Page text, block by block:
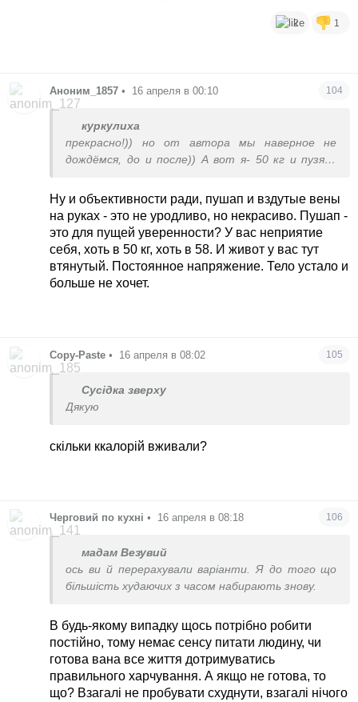
2 1
Аноним_1857 • 16 апреля в 00:10 104
куркулиха
прекрасно!)) но от автора мы наверное не
дождёмся, до и после)) А вот я- 50 кг и пузяки
было уродливо и надо к психиатру, если я хочу
вернуться в тот вес))
Ну и объективности ради, пушап и вздутые вены
на руках - это не уродливо, но некрасиво. Пушап -
это для пущей уверенности? У вас неприятие
себя, хоть в 50 кг, хоть в 58. И живот у вас тут
втянутый. Постоянное напряжение. Тело устало и
больше не хочет.
Copy-Paste • 16 апреля в 08:02 105
Сусідка зверху
Дякую
скільки ккалорій вживали?
Черговий по кухні • 16 апреля в 08:18 106
мадам Везувий
ось ви й перерахували варіанти. Я до того що
більшість худаючих з часом набирають знову.
В будь-якому випадку щось потрібно робити
постійно, тому немає сенсу питати людину, чи
готова вана все життя дотримуватись
правильного харчування. А якщо не готова, то
що? Взагалі не пробувати схуднути, взагалі нічого